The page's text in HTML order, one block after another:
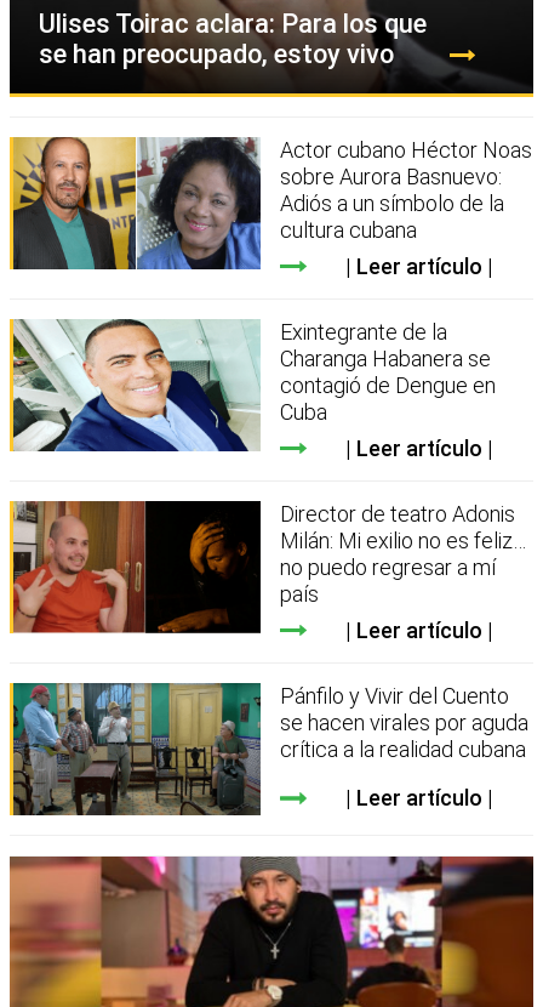
Ulises Toirac aclara: Para los que
se han preocupado, estoy vivo
Actor cubano Héctor Noas
sobre Aurora Basnuevo:
Adiós a un símbolo de la
cultura cubana
Leer artículo
Exintegrante de la
Charanga Habanera se
contagió de Dengue en
Cuba
Leer artículo
Director de teatro Adonis
Milán: Mi exilio no es feliz…
no puedo regresar a mí
país
Leer artículo
Pánfilo y Vivir del Cuento
se hacen virales por aguda
crítica a la realidad cubana
Leer artículo